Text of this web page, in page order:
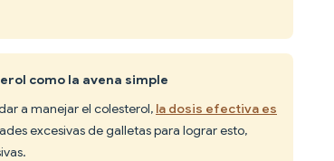
como la avena simple
a manejar el colesterol, la dosis efectiva es
excesivas de galletas para lograr esto,